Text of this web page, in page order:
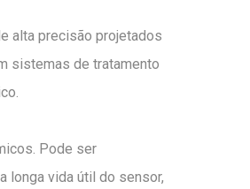
alta precisão projetados
sistemas de tratamento
Pode ser
longa vida útil do sensor,